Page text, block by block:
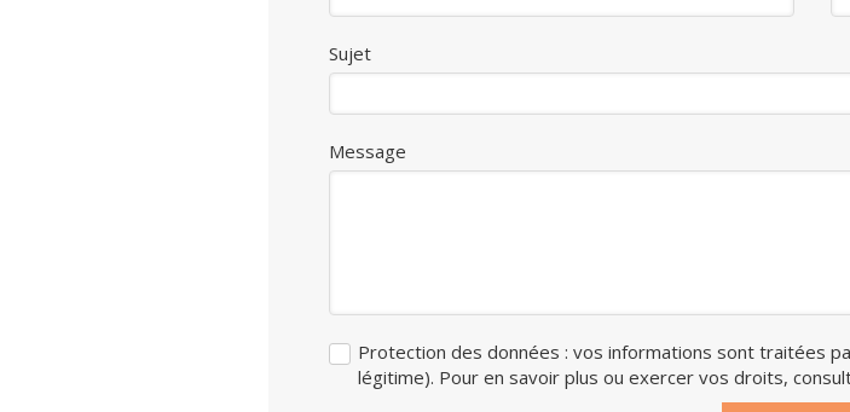
Sujet
Message
Protection des données : vos informations sont traitées
légitime). Pour en savoir plus ou exercer vos droits,